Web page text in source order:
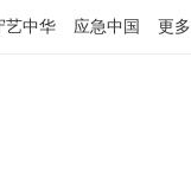
艺中华 应急中国 更多